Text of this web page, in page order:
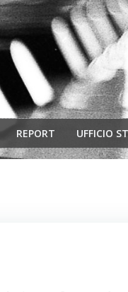
REPORT UFFICIO